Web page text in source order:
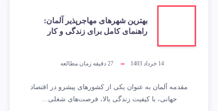
بهترین شهرهای مهاجرپذیر آلمان:
راهنمای کامل برای زندگی و کار
14 خرداد 1403 27 دقیقه زمان مطالعه
مقدمه آلمان به عنوان یکی از کشورهای پیشرو در اقتصاد
جهانی، با کیفیت زندگی بالا، فرصت‌های شغلی…